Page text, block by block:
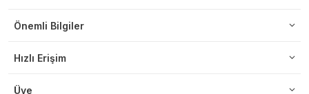
Önemli Bilgiler
Hızlı Erişim
Üye